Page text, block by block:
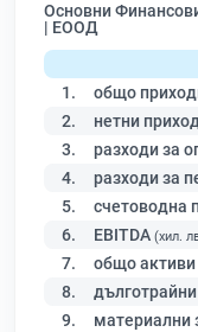
Основни
| ЕООД
1. общо
2. нетни
3. разходи за
4. разходи за
5. счетоводна
6. EBITDA (хил.
7. общо активи
8.
9. материални